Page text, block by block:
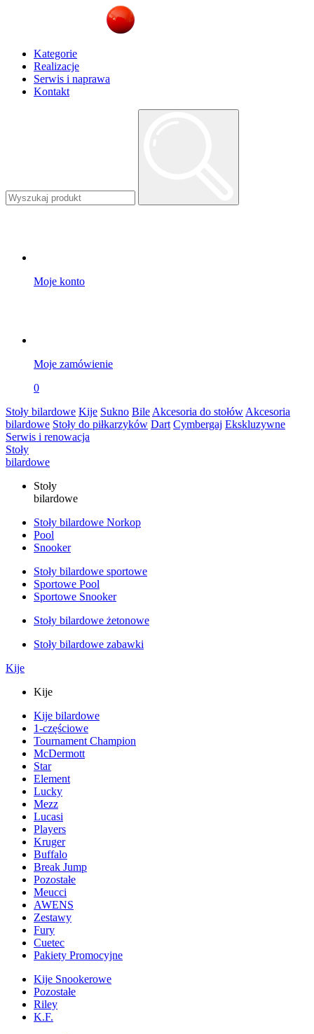
Kategorie
Realizacje
Serwis i naprawa
Kontakt
Moje konto
Moje zamówienie
0
Stoły bilardowe Kije Sukno Bile Akcesoria do stołów Akcesoria
bilardowe Stoły do piłkarzyków Dart Cymbergaj Ekskluzywne
Serwis i renowacja
Stoły
bilardowe
Stoły
bilardowe
Stoły bilardowe Norkop
Pool
Snooker
Stoły bilardowe sportowe
Sportowe Pool
Sportowe Snooker
Stoły bilardowe żetonowe
Stoły bilardowe zabawki
Kije
Kije
Kije bilardowe
1-częściowe
Tournament Champion
McDermott
Star
Element
Lucky
Mezz
Lucasi
Players
Kruger
Buffalo
Break Jump
Pozostałe
Meucci
AWENS
Zestawy
Fury
Cuetec
Pakiety Promocyjne
Kije Snookerowe
Pozostałe
Riley
K.F.